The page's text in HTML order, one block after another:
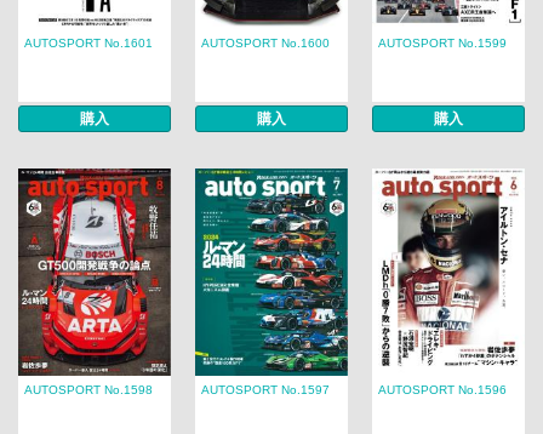
AUTOSPORT No.1601
購入
AUTOSPORT No.1600
購入
AUTOSPORT No.1599
購入
AUTOSPORT No.1598 AUTOSPORT No.1597 AUTOSPORT No.1596